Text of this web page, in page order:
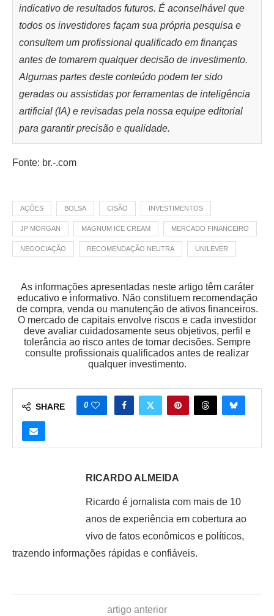
indicativo de resultados futuros. É aconselhável que
todos os investidores façam sua própria pesquisa e
consultem um profissional qualificado em finanças
antes de tomarem qualquer decisão de investimento.
Algumas partes deste conteúdo podem ter sido
geradas ou assistidas por ferramentas de inteligência
artificial (IA) e revisadas pela nossa equipe editorial
para garantir precisão e qualidade.
Fonte: br.-.com
AÇÕES BOLSA CISÃO INVESTIMENTOS
JP MORGAN MAGNUM ICE CREAM MERCADO FINANCEIRO
NEGOCIAÇÃO RECOMENDAÇÃO NEUTRA UNILEVER
As informações apresentadas neste artigo têm caráter
educativo e informativo. Não constituem recomendação
de compra, venda ou manutenção de ativos financeiros.
O mercado de capitais envolve riscos e cada investidor
deve avaliar cuidadosamente seus objetivos, perfil e
tolerância ao risco antes de tomar decisões. Sempre
consulte profissionais qualificados antes de realizar
qualquer investimento.
SHARE 0
RICARDO ALMEIDA
Ricardo é jornalista com mais de 10
anos de experiência em cobertura ao
vivo de fatos econômicos e políticos,
trazendo informações rápidas e confiáveis.
artigo anterior